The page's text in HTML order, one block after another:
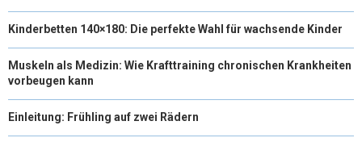
Kinderbetten 140×180: Die perfekte Wahl für wachsende Kinder
Muskeln als Medizin: Wie Krafttraining chronischen Krankheiten
vorbeugen kann
Einleitung: Frühling auf zwei Rädern